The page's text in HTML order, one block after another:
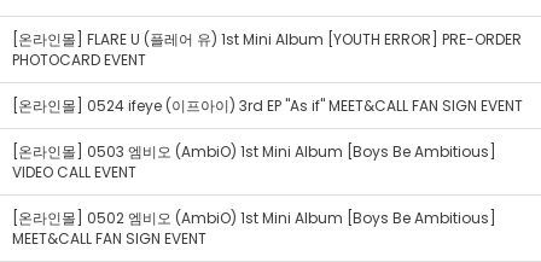
[온라인몰] FLARE U (플레어 유) 1st Mini Album [YOUTH ERROR] PRE-ORDER
PHOTOCARD EVENT
[온라인몰] 0524 ifeye (이프아이) 3rd EP "As if" MEET&CALL FAN SIGN EVENT
[온라인몰] 0503 엠비오 (AmbiO) 1st Mini Album [Boys Be Ambitious]
VIDEO CALL EVENT
[온라인몰] 0502 엠비오 (AmbiO) 1st Mini Album [Boys Be Ambitious]
MEET&CALL FAN SIGN EVENT